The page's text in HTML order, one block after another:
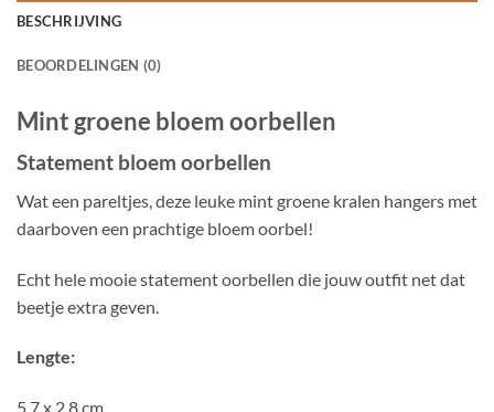
BESCHRIJVING
BEOORDELINGEN (0)
Mint groene bloem oorbellen
Statement bloem oorbellen
Wat een pareltjes, deze leuke mint groene kralen hangers met
daarboven een prachtige bloem oorbel!
Echt hele mooie statement oorbellen die jouw outfit net dat
beetje extra geven.
Lengte:
5,7 x 2,8 cm